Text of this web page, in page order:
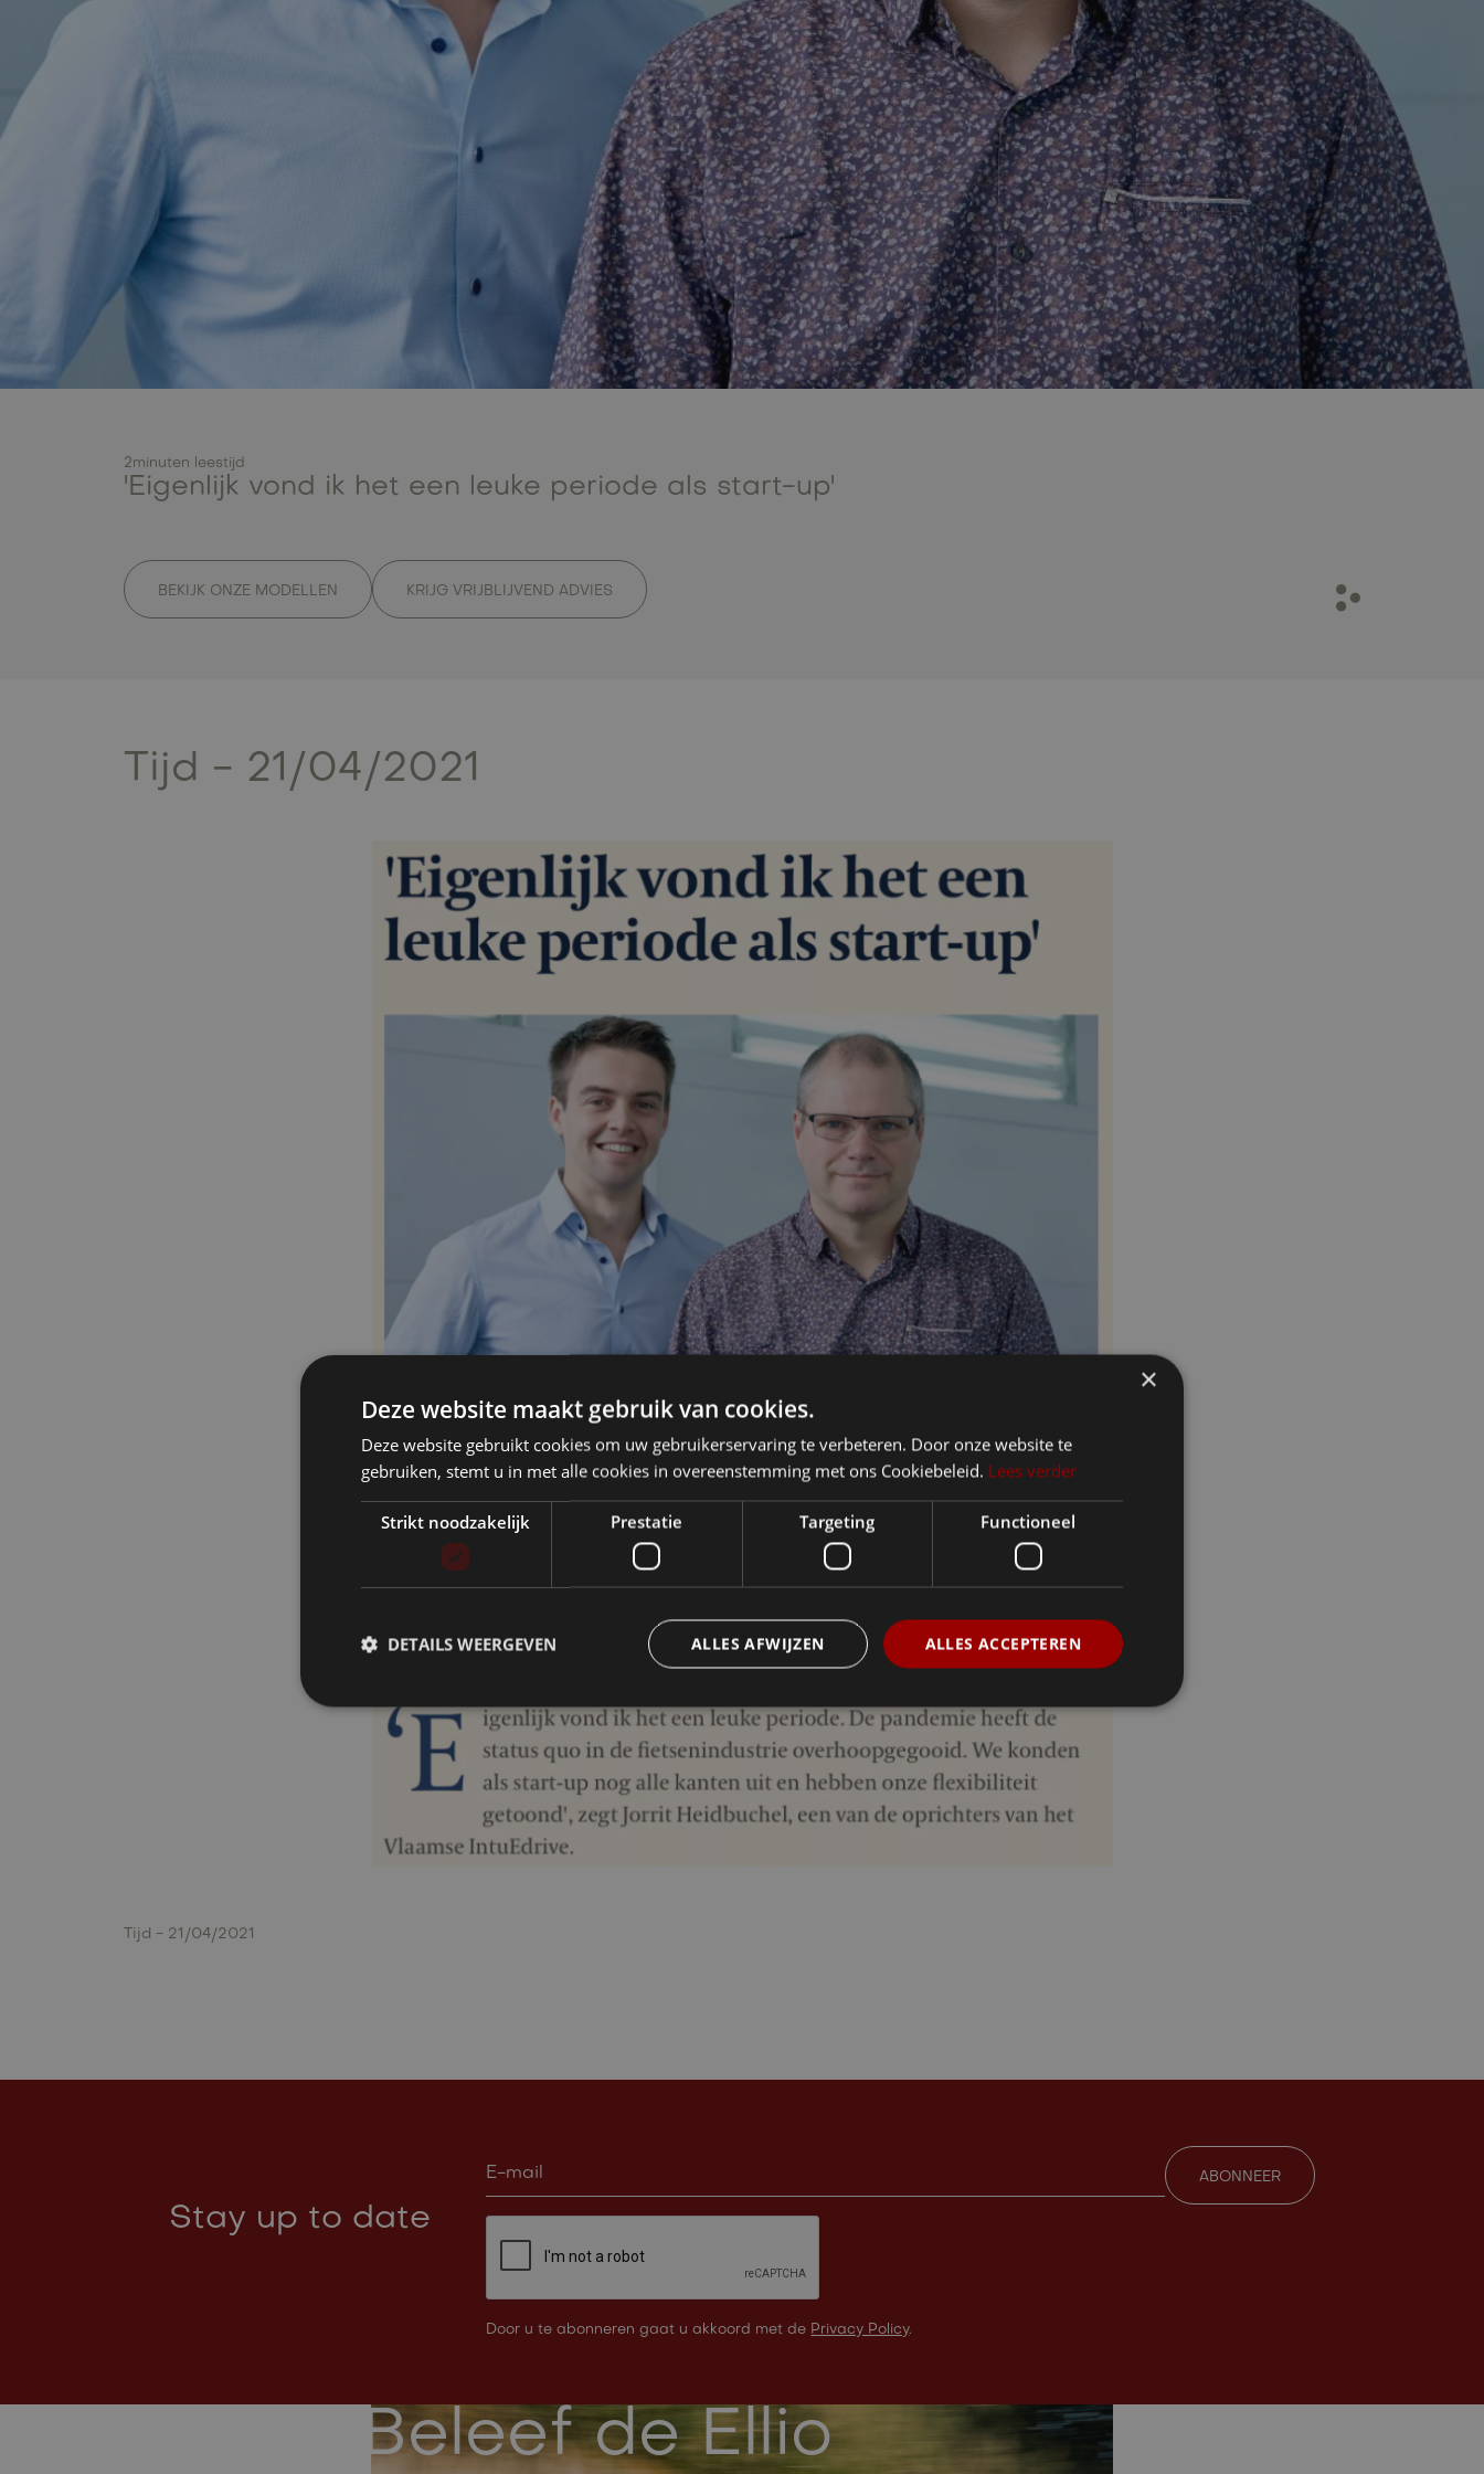
2minuten leestijd
'Eigenlijk vond ik het een leuke periode als start-up'
BEKIJK ONZE MODELLEN KRIJG VRIJBLIJVEND ADVIES
Tijd - 21/04/2021
Tijd - 21/04/2021
Stay up to date
Door u te abonneren gaat u akkoord met de Privacy Policy.
Beleef de Ellio
×
Deze website maakt gebruik van cookies.
Deze website gebruikt cookies om uw gebruikerservaring te verbeteren. Door onze website te
gebruiken, stemt u in met alle cookies in overeenstemming met ons Cookiebeleid. Lees verder
Strikt noodzakelijk Prestatie Targeting Functioneel
ALLES ACCEPTEREN
ALLES AFWIJZEN
DETAILS WEERGEVEN